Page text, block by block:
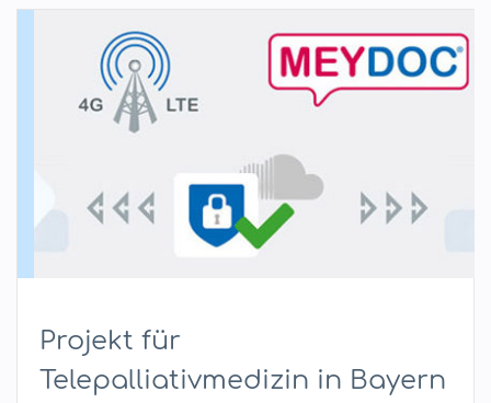
Projekt für
Telepalliativmedizin in Bayern